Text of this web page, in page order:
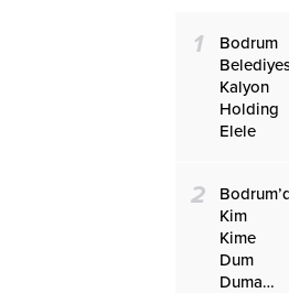
1
Bodrum
Kalyon
Holding
Elele
2
Kim
Kime
Dum
Duma…